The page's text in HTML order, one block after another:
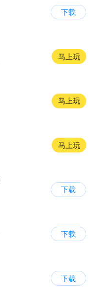
下载
马上玩
马上玩
马上玩
下载
下载
下载